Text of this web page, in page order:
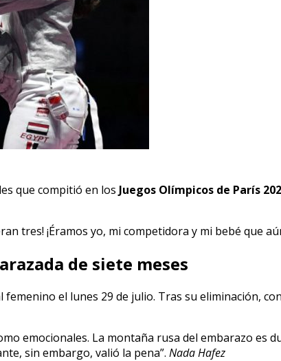
que compitió en los Juegos Olímpicos de París
tres! ¡Éramos yo, mi competidora y mi bebé que
de siete meses
femenino el lunes 29 de julio. Tras su eliminación,
emocionales. La montaña rusa del embarazo es
sin embargo, valió la pena”. Nada Hafez